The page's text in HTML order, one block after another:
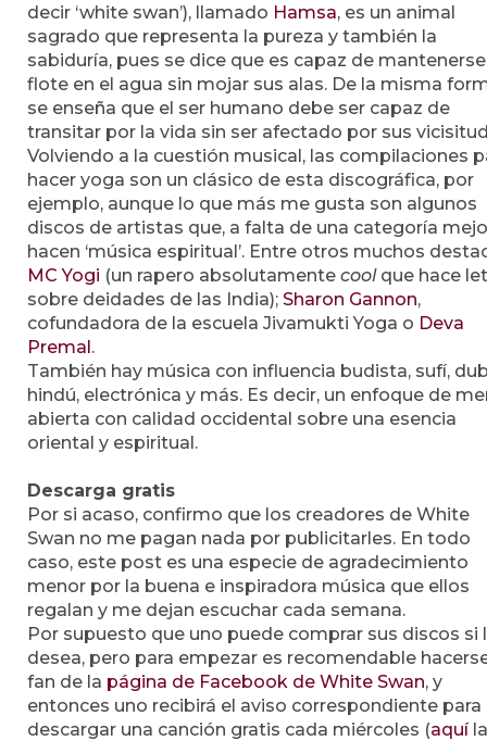
decir ‘white swan’), llamado Hamsa, es un animal
sagrado que representa la pureza y también la
sabiduría, pues se dice que es capaz de
flote en el agua sin mojar sus alas. De la misma
se enseña que el ser humano debe ser capaz de
transitar por la vida sin ser afectado por sus
Volviendo a la cuestión musical, las compilaciones
hacer yoga son un clásico de esta discográfica, por
ejemplo, aunque lo que más me gusta son algunos
discos de artistas que, a falta de una categoría
hacen ‘música espiritual’. Entre otros muchos
MC Yogi (un rapero absolutamente coolque hace
sobre deidades de las India); Sharon Gannon,
cofundadora de la escuela Jivamukti Yoga o Deva
Premal.
También hay música con influencia budista, sufí,
hindú, electrónica y más. Es decir, un enfoque de
abierta con calidad occidental sobre una esencia
oriental y espiritual.
Descarga gratis
Por si acaso, confirmo que los creadores de White
Swan no me pagan nada por publicitarles. En todo
caso, este post es una especie de agradecimiento
menor por la buena e inspiradora música que ellos
regalan y me dejan escuchar cada semana.
Por supuesto que uno puede comprar sus discos si
desea, pero para empezar es recomendable
fan de la página de Facebook de White Swan, y
entonces uno recibirá el aviso correspondiente para
descargar una canción gratis cada miércoles (aquíla